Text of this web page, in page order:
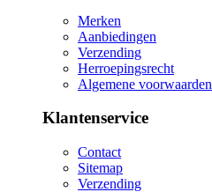
Merken
Aanbiedingen
Verzending
Herroepingsrecht
Algemene voorwaarden
Klantenservice
Contact
Sitemap
Verzending